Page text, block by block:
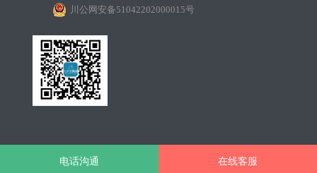
川公网安备51042202000015号
电话沟通 在线客服